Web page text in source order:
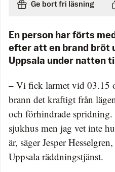
Ge bort fri läsning
En person har förts
efter att en brand bröt
Uppsala under natten
– Vi fick larmet vid 03.15
brann det kraftigt från
och förhindrade
sjukhus men jag vet inte
är, säger Jesper
Uppsala räddningstjänst.